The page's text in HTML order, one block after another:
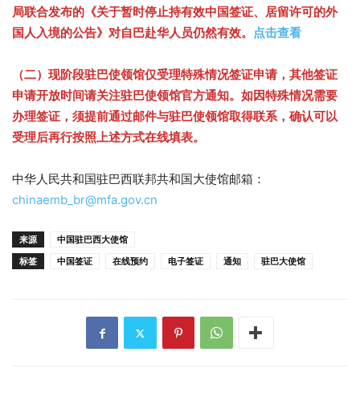
局联合发布的《关于暂时停止持有效中国签证、居留许可的外
国人入境的公告》对自巴赴华人员仍然有效。 点击查看
（二）现阶段驻巴使领馆仅受理特殊情况签证申请，其他签证
申请开放时间请关注驻巴使领馆官方通知。如因特殊情况需要
办理签证，须提前通过邮件与驻巴使领馆取得联系，确认可以
受理后再行按照上述方式在线填表。
中华人民共和国驻巴西联邦共和国大使馆邮箱：
chinaemb_br@mfa.gov.cn
来源
中国驻巴西大使馆
标签
中国签证 在线预约 电子签证 通知 驻巴大使馆